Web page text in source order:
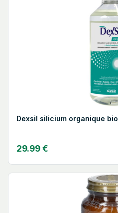
Dexsil silicium organique bio
29.99 €